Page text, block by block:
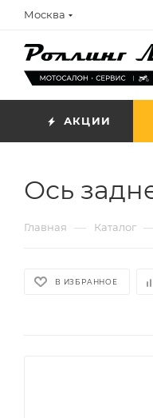
Москва
АКЦИИ
Ось
Главная — Каталог
В ИЗБРАННОЕ